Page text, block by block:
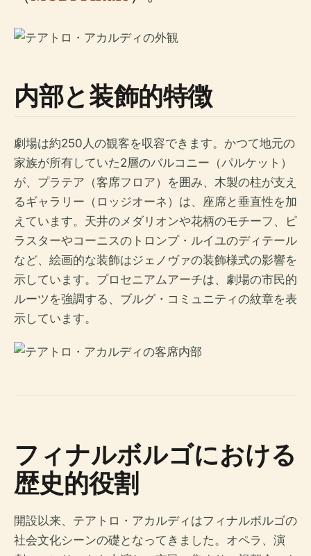
内部と装飾的特徴
劇場は約250人の観客を収容できます。かつて地元の
家族が所有していた2層のバルコニー（パルケット）
が、プラテア（客席フロア）を囲み、木製の柱が支え
るギャラリー（ロッジオーネ）は、座席と垂直性を加
えています。天井のメダリオンや花柄のモチーフ、ピ
ラスターやコーニスのトロンプ・ルイユのディテール
など、絵画的な装飾はジェノヴァの装飾様式の影響を
示しています。プロセニアムアーチは、劇場の市民的
ルーツを強調する、ブルグ・コミュニティの紋章を表
示しています。
フィナルボルゴにおける
歴史的役割
開設以来、テアトロ・アカルディはフィナルボルゴの
社会文化シーンの礎となってきました。オペラ、演